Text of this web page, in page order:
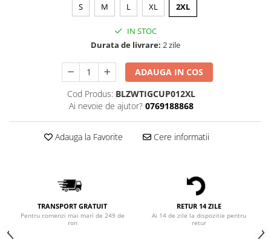
Bluze Japanese
Bluze Lips
Bluze Pisici
Bluze Primavara
Bluze Tattoo
S M L XL 2XL
IN STOC
Durata de livrare: 2 zile
ADAUGA IN COS
Cod Produs: BLZWTIGCUP012XL
Ai nevoie de ajutor? 0769188868
Adauga la Favorite Cere informatii
TRANSPORT GRATUIT
Pentru comenzi mai mari de 249 de
ron
RETUR 14 ZILE
Ai 14 de zile la dispozitie pentru
retur